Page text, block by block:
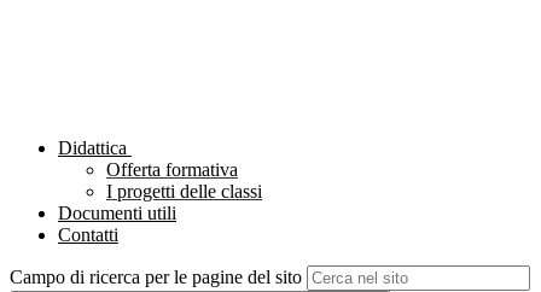
Didattica
Offerta formativa
I progetti delle classi
Documenti utili
Contatti
Campo di ricerca per le pagine del sito